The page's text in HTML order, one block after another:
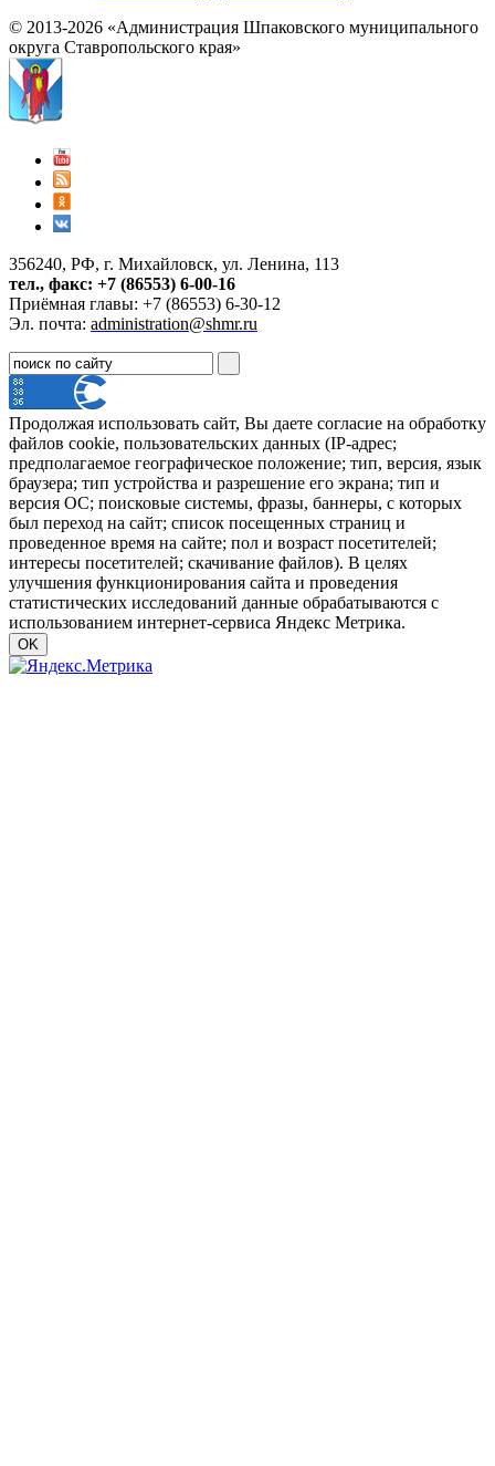
© 2013-2026 «Администрация Шпаковского муниципального
округа Ставропольского края»
356240, РФ, г. Михайловск, ул. Ленина, 113
тел., факс: +7 (86553) 6-00-16
Приёмная главы: +7 (86553) 6-30-12
Эл. почта: administration@shmr.ru
Продолжая использовать сайт, Вы даете согласие на обработку
файлов cookie, пользовательских данных (IP-адрес;
предполагаемое географическое положение; тип, версия, язык
браузера; тип устройства и разрешение его экрана; тип и
версия ОС; поисковые системы, фразы, баннеры, с которых
был переход на сайт; список посещенных страниц и
проведенное время на сайте; пол и возраст посетителей;
интересы посетителей; скачивание файлов). В целях
улучшения функционирования сайта и проведения
статистических исследований данные обрабатываются с
использованием интернет-сервиса Яндекс Метрика.
OK